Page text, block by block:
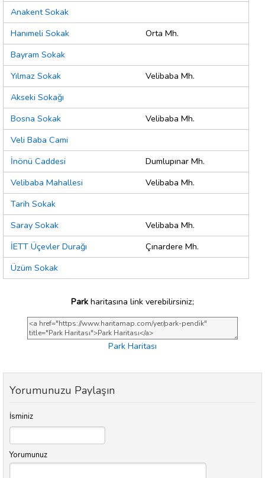
Anakent Sokak
Hanımeli Sokak
Orta Mh.
Bayram Sokak
Yılmaz Sokak
Velibaba Mh.
Akseki Sokağı
Bosna Sokak
Velibaba Mh.
Veli Baba Cami
İnönü Caddesi
Dumlupınar Mh.
Velibaba Mahallesi
Velibaba Mh.
Tarih Sokak
Saray Sokak
Velibaba Mh.
İETT Üçevler Durağı
Çınardere Mh.
Üzüm Sokak
Park haritasına link verebilirsiniz;
Park Haritası
Yorumunuzu Paylaşın
İsminiz
Yorumunuz